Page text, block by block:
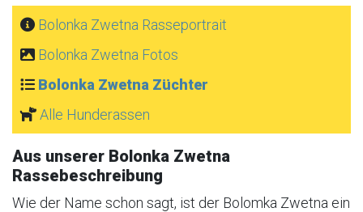
Bolonka Zwetna Rasseportrait
Bolonka Zwetna Fotos
Bolonka Zwetna Züchter
Alle Hunderassen
Aus unserer Bolonka Zwetna
Rassebeschreibung
Wie der Name schon sagt, ist der Bolomka Zwetna ein